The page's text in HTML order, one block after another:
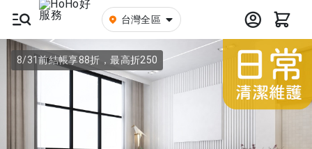
台灣全區
8/31前結帳享88折，最高折250